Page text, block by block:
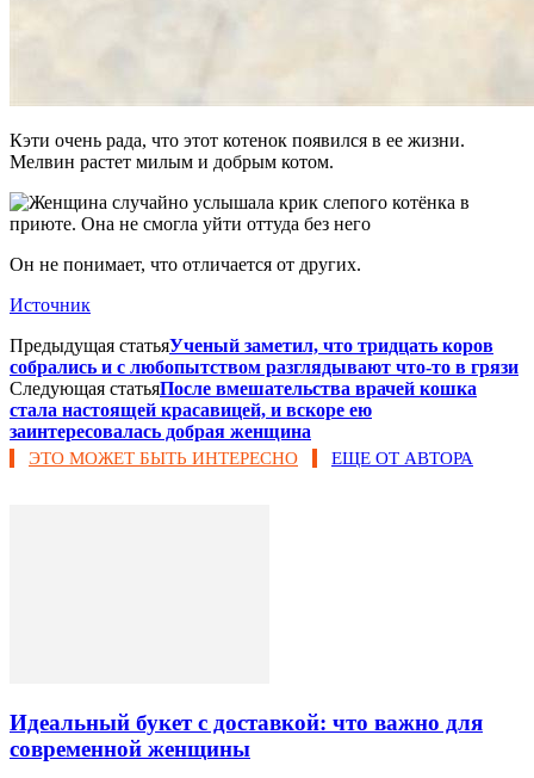
Кэти очень рада, что этот котенок появился в ее жизни.
Мелвин растет милым и добрым котом.
Он не понимает, что отличается от других.
Источник
Предыдущая статьяУченый заметил, что тридцать коров
собрались и с любопытством разглядывают что-то в грязи
Следующая статьяПосле вмешательства врачей кошка
стала настоящей красавицей, и вскоре ею
заинтересовалась добрая женщина
ЭТО МОЖЕТ БЫТЬ ИНТЕРЕСНО ЕЩЕ ОТ АВТОРА
Идеальный букет с доставкой: что важно для
современной женщины